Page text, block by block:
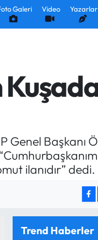
Galeri Video Yazarlar
Genel Başkanı
ilanıdır” dedi.
Trend Haberler